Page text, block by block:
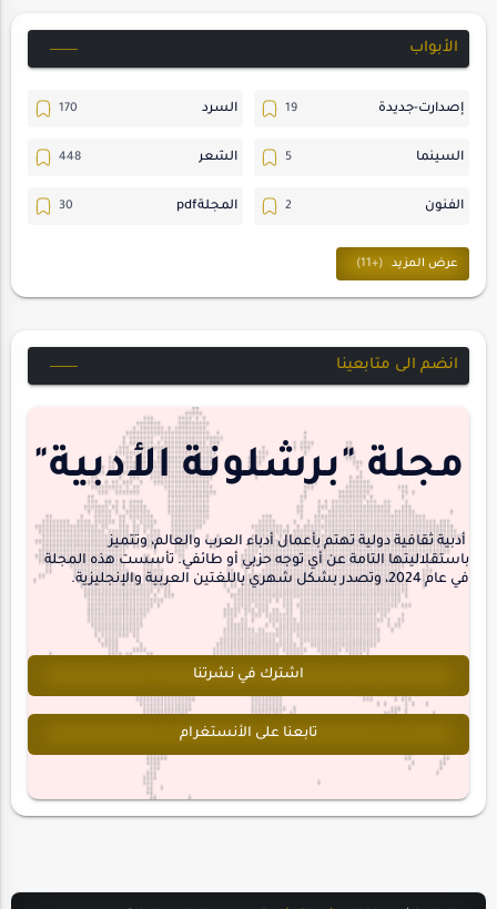
الأبواب
إصدارت-جديدة السرد
السينما الشعر
الفنون المجلةpdf
المسرح
هايكو
interview
انضم الى متابعينا
مجلة "برشلونة الأدبية"
أدبية ثقافية دولية تهتم بأعمال أدباء العرب والعالم، وتتميز
باستقلاليتها التامة عن أي توجه حزبي أو طائفي. تأسست هذه المجلة
في عام 2024، وتصدر بشكل شهري باللغتين العربية والإنجليزية.
اشترك في نشرتنا
تابعنا على الأنستغرام